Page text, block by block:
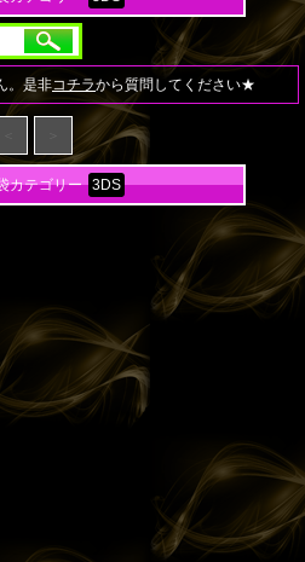
。是非コチラから質問してください★
カテゴリー 3DS